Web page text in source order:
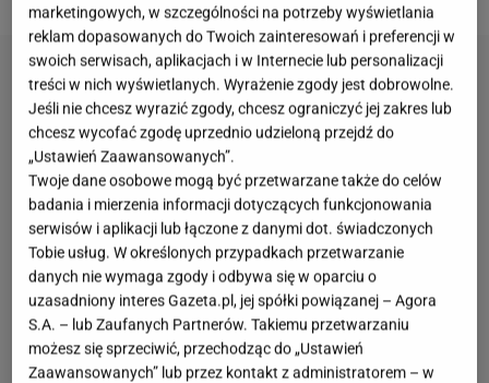
marketingowych, w szczególności na potrzeby wyświetlania
reklam dopasowanych do Twoich zainteresowań i preferencji w
swoich serwisach, aplikacjach i w Internecie lub personalizacji
treści w nich wyświetlanych. Wyrażenie zgody jest dobrowolne.
Jeśli nie chcesz wyrazić zgody, chcesz ograniczyć jej zakres lub
chcesz wycofać zgodę uprzednio udzieloną przejdź do
„Ustawień Zaawansowanych”.
Twoje dane osobowe mogą być przetwarzane także do celów
badania i mierzenia informacji dotyczących funkcjonowania
serwisów i aplikacji lub łączone z danymi dot. świadczonych
Tobie usług. W określonych przypadkach przetwarzanie
danych nie wymaga zgody i odbywa się w oparciu o
uzasadniony interes Gazeta.pl, jej spółki powiązanej – Agora
S.A. – lub Zaufanych Partnerów. Takiemu przetwarzaniu
możesz się sprzeciwić, przechodząc do „Ustawień
Zaawansowanych” lub przez kontakt z administratorem – w